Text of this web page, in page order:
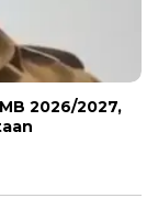
2026/2027,